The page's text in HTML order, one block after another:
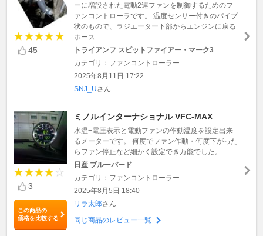
45
ーに増設された電動2連ファンを制御するためのフ
ァンコントローラです。 温度センサー付きのパイプ
状のもので、ラジエーター下部からエンジンに戻る
ホース ...
トライアンフ スピットファイアー・マーク3
カテゴリ：ファンコントローラー
2025年8月11日 17:22
SNJ_Uさん
3
この商品の
価格を比較する
ミノルインターナショナル VFC-MAX
水温+電圧表示と電動ファンの作動温度を設定出来
るメーターです。 何度でファン作動・何度下がった
らファン停止など細かく設定でき万能でした。
日産 ブルーバード
カテゴリ：ファンコントローラー
2025年8月5日 18:40
リラ太郎さん
同じ商品のレビュー一覧